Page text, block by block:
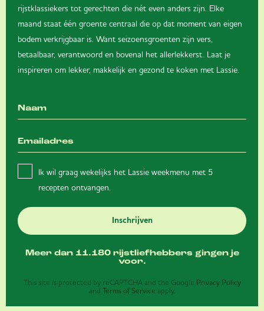
rijstklassiekers tot gerechten die nét even anders zijn. Elke
maand staat één groente centraal die op dat moment van eigen
bodem verkrijgbaar is. Want seizoensgroenten zijn vers,
betaalbaar, verantwoord en bovenal het allerlekkerst. Laat je
inspireren om lekker, makkelijk en gezond te koken met Lassie.
Ik wil graag wekelijks het Lassie weekmenu met 5
recepten ontvangen.
Inschrijven
Meer dan 11.180 rijstliefhebbers gingen je
voor.
This site is protected by reCAPTCHA and the Google Privacy Policy
and Terms of Service apply.